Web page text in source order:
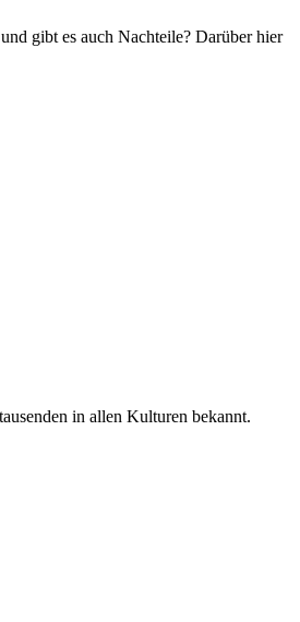
gibt es auch Nachteile? Darüber hier
in allen Kulturen bekannt.